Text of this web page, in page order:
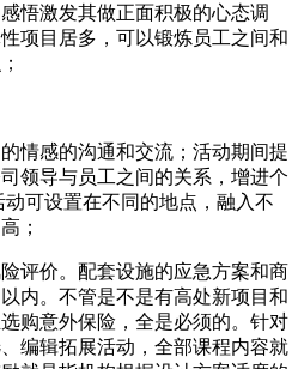
悟激发其做正面积极的心态调
项目居多，可以锻炼员工之间和
情感的沟通和交流；活动期间提
领导与员工之间的关系，增进个
可设置在不同的地点，融入不
；
评价。配套设施的应急方案和商
内。不管是不是有高处新项目和
购意外保险，全是必须的。针对
编辑拓展活动，全部课程内容就